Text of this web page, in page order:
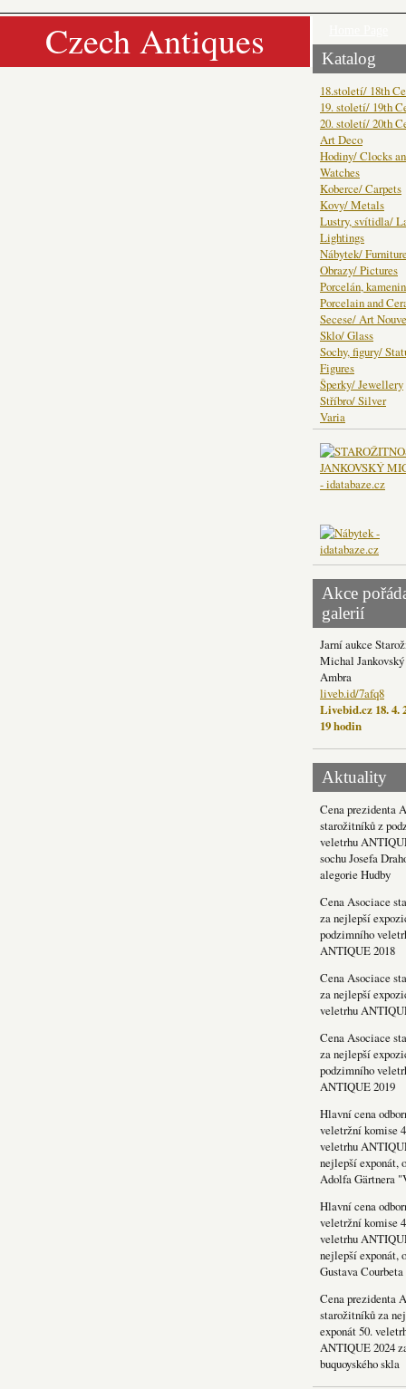
Czech Antiques Katalog
18.století/ 18th
19. století/ 19th
20. století/ 20th
Art Deco
Hodiny/ Clocks
Watches
Koberce/ Carpets
Kovy/ Metals
Lustry, svítidla/
Lightings
Nábytek/
Obrazy/ Pictures
Porcelán,
Porcelain and
Secese/ Art
Sklo/ Glass
Sochy, figury/
Figures
Šperky/ Jewellery
Stříbro/ Silver
Varia
Akce
galerií
Jarní aukce
Michal
Ambra
liveb.id/7afq8
Livebid.cz 18. 4.
19 hodin
Aktuality
Cena prezidenta
starožitníků z
veletrhu
sochu Josefa
alegorie Hudby
Cena Asociace
za nejlepší
podzimního
ANTIQUE 2018
Cena Asociace
za nejlepší
veletrhu
Cena Asociace
za nejlepší
podzimního
ANTIQUE 2019
Hlavní cena
veletržní komise
veletrhu
nejlepší exponát,
Adolfa Gärtnera
Hlavní cena
veletržní komise
veletrhu
nejlepší exponát,
Gustava
Cena prezidenta
starožitníků za
exponát 50.
ANTIQUE 2024
buquoyského skla